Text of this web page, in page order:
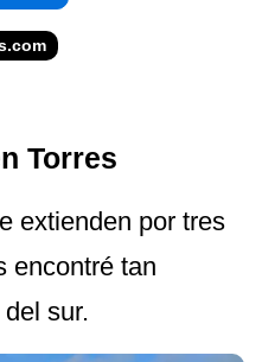
Torres
extienden por tres
encontré tan
sur.